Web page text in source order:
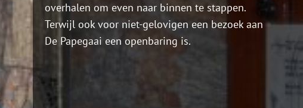
overhalen om even naar binnen te stappen.
Terwijl ook voor niet-gelovigen een bezoek aan
De Papegaai een openbaring is.